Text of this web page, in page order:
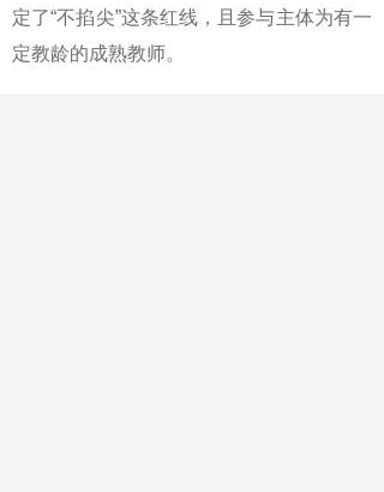
定了“不掐尖”这条红线，且参与主体为有一
定教龄的成熟教师。